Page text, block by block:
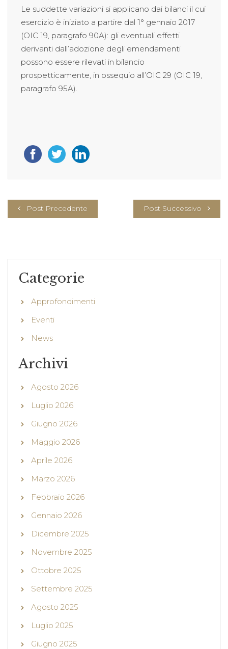
Le suddette variazioni si applicano dai bilanci il cui
esercizio è iniziato a partire dal 1° gennaio 2017
(OIC 19, paragrafo 90A): gli eventuali effetti
derivanti dall’adozione degli emendamenti
possono essere rilevati in bilancio
prospetticamente, in ossequio all’OIC 29 (OIC 19,
paragrafo 95A).
Post Precedente Post Successivo
Categorie
Approfondimenti
Eventi
News
Archivi
Agosto 2026
Luglio 2026
Giugno 2026
Maggio 2026
Aprile 2026
Marzo 2026
Febbraio 2026
Gennaio 2026
Dicembre 2025
Novembre 2025
Ottobre 2025
Settembre 2025
Agosto 2025
Luglio 2025
Giugno 2025